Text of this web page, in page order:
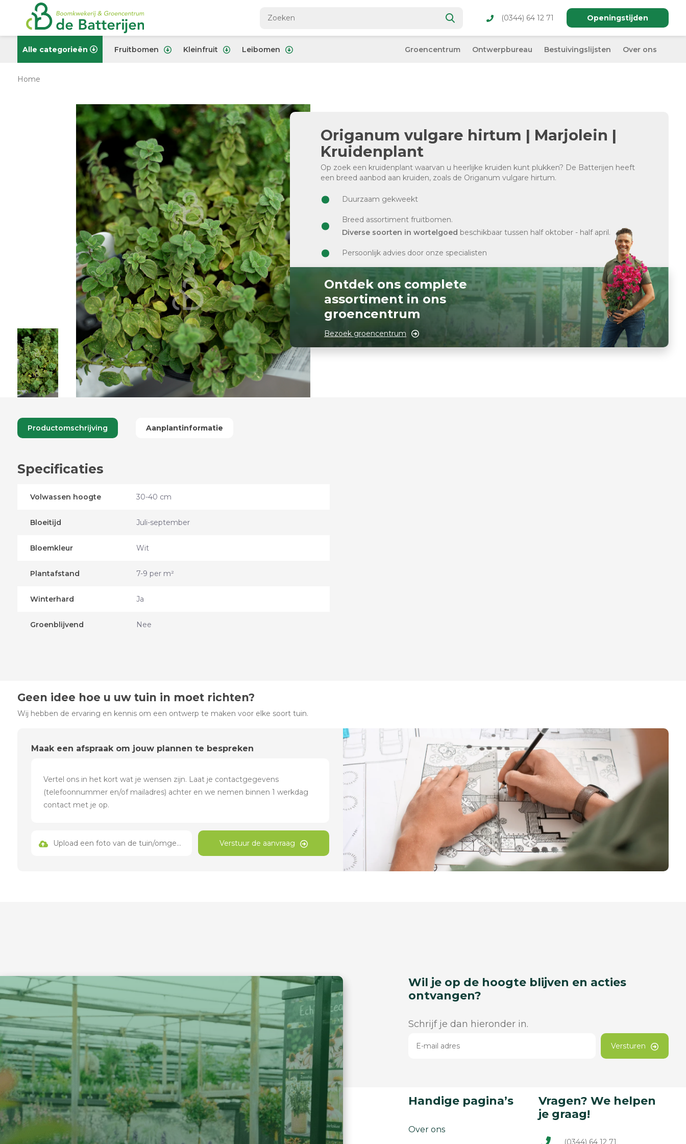
(0344) 64 12 71 Openingstijden
Alle categorieën Fruitbomen Kleinfruit Leibomen Groencentrum Ontwerpbureau Bestuivingslijsten Over ons
Home
Origanum vulgare hirtum | Marjolein |
Kruidenplant
Op zoek een kruidenplant waarvan u heerlijke kruiden kunt plukken? De Batterijen heeft
een breed aanbod aan kruiden, zoals de Origanum vulgare hirtum.
Duurzaam gekweekt
Breed assortiment fruitbomen.
Diverse soorten in wortelgoed beschikbaar tussen half oktober - half april.
Persoonlijk advies door onze specialisten
Ontdek ons complete
assortiment in ons
groencentrum
Bezoek groencentrum
Productomschrijving Aanplantinformatie
Specificaties
Volwassen hoogte 30-40 cm
Bloeitijd Juli-september
Bloemkleur Wit
Plantafstand 7-9 per m²
Winterhard Ja
Groenblijvend Nee
Geen idee hoe u uw tuin in moet richten?
Wij hebben de ervaring en kennis om een ontwerp te maken voor elke soort tuin.
Maak een afspraak om jouw plannen te bespreken
Upload een foto van de tuin/omgeving Verstuur de aanvraag
Wil je op de hoogte blijven en acties
ontvangen?
Schrijf je dan hieronder in.
Versturen
Handige pagina’s
Over ons
Vragen? We helpen
je graag!
(0344) 64 12 71